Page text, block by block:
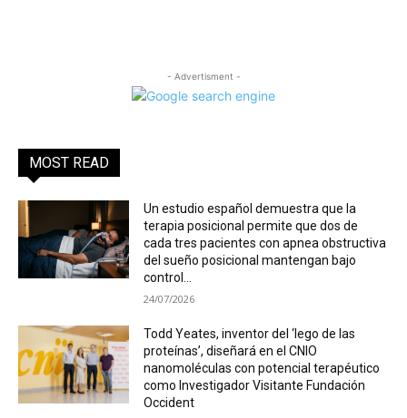
- Advertisment -
MOST READ
Un estudio español demuestra que la
terapia posicional permite que dos de
cada tres pacientes con apnea obstructiva
del sueño posicional mantengan bajo
control...
24/07/2026
Todd Yeates, inventor del ‘lego de las
proteínas’, diseñará en el CNIO
nanomoléculas con potencial terapéutico
como Investigador Visitante Fundación
Occident